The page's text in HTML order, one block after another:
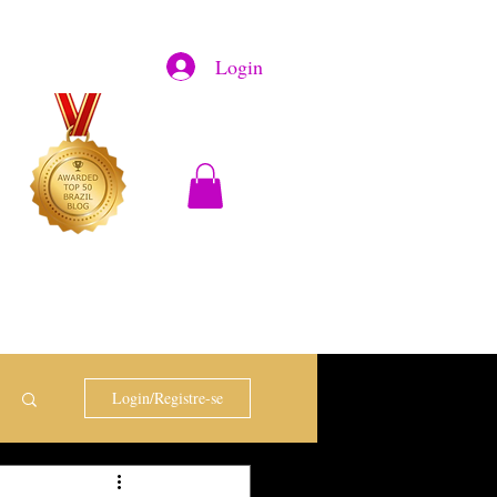
Login
Login/Registre-se